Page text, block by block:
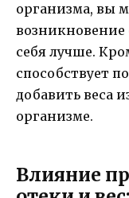
организма, вы
возникновение
себя лучше.
способствует
добавить веса
организме.
Влияние